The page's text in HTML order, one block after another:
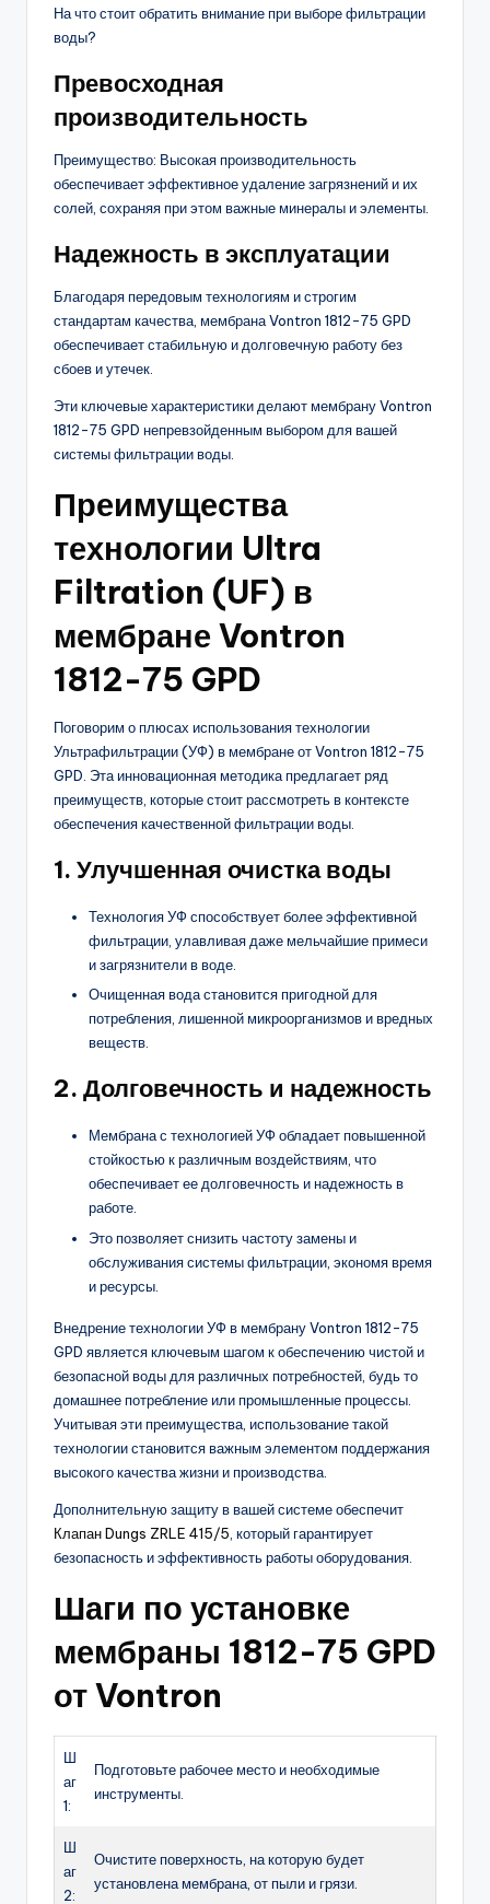
На что стоит обратить внимание при выборе фильтрации
воды?
Превосходная
производительность
Преимущество: Высокая производительность
обеспечивает эффективное удаление загрязнений и их
солей, сохраняя при этом важные минералы и элементы.
Надежность в эксплуатации
Благодаря передовым технологиям и строгим
стандартам качества, мембрана Vontron 1812-75 GPD
обеспечивает стабильную и долговечную работу без
сбоев и утечек.
Эти ключевые характеристики делают мембрану Vontron
1812-75 GPD непревзойденным выбором для вашей
системы фильтрации воды.
Преимущества
технологии Ultra
Filtration (UF) в
мембране Vontron
1812-75 GPD
Поговорим о плюсах использования технологии
Ультрафильтрации (УФ) в мембране от Vontron 1812-75
GPD. Эта инновационная методика предлагает ряд
преимуществ, которые стоит рассмотреть в контексте
обеспечения качественной фильтрации воды.
1. Улучшенная очистка воды
Технология УФ способствует более эффективной
фильтрации, улавливая даже мельчайшие примеси
и загрязнители в воде.
Очищенная вода становится пригодной для
потребления, лишенной микроорганизмов и вредных
веществ.
2. Долговечность и надежность
Мембрана с технологией УФ обладает повышенной
стойкостью к различным воздействиям, что
обеспечивает ее долговечность и надежность в
работе.
Это позволяет снизить частоту замены и
обслуживания системы фильтрации, экономя время
и ресурсы.
Внедрение технологии УФ в мембрану Vontron 1812-75
GPD является ключевым шагом к обеспечению чистой и
безопасной воды для различных потребностей, будь то
домашнее потребление или промышленные процессы.
Учитывая эти преимущества, использование такой
технологии становится важным элементом поддержания
высокого качества жизни и производства.
Дополнительную защиту в вашей системе обеспечит
Клапан Dungs ZRLE 415/5 , который гарантирует
безопасность и эффективность работы оборудования.
Шаги по установке
мембраны 1812-75 GPD
от Vontron
Ш
аг
1:
Подготовьте рабочее место и необходимые
инструменты.
Ш
аг
2:
Очистите поверхность, на которую будет
установлена мембрана, от пыли и грязи.